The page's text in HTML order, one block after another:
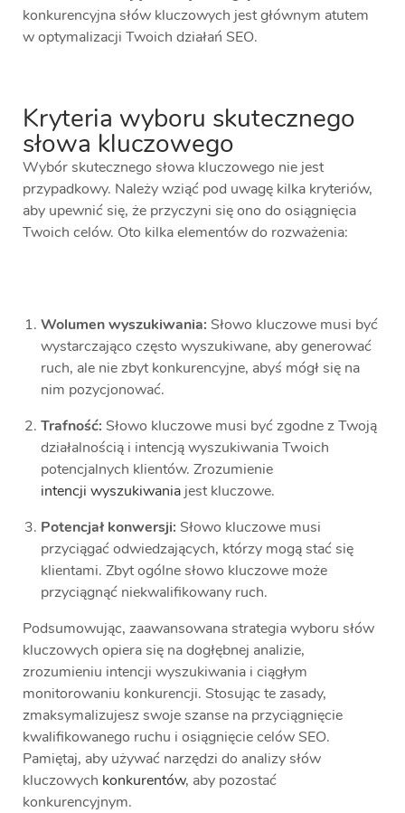
konkurencyjna słów kluczowych jest głównym atutem
w optymalizacji Twoich działań SEO.
Kryteria wyboru skutecznego
słowa kluczowego
Wybór skutecznego słowa kluczowego nie jest
przypadkowy. Należy wziąć pod uwagę kilka kryteriów,
aby upewnić się, że przyczyni się ono do osiągnięcia
Twoich celów. Oto kilka elementów do rozważenia:
Wolumen wyszukiwania: Słowo kluczowe musi być
wystarczająco często wyszukiwane, aby generować
ruch, ale nie zbyt konkurencyjne, abyś mógł się na
nim pozycjonować.
Trafność: Słowo kluczowe musi być zgodne z Twoją
działalnością i intencją wyszukiwania Twoich
potencjalnych klientów. Zrozumienie
intencji wyszukiwania jest kluczowe.
Potencjał konwersji: Słowo kluczowe musi
przyciągać odwiedzających, którzy mogą stać się
klientami. Zbyt ogólne słowo kluczowe może
przyciągnąć niekwalifikowany ruch.
Podsumowując, zaawansowana strategia wyboru słów
kluczowych opiera się na dogłębnej analizie,
zrozumieniu intencji wyszukiwania i ciągłym
monitorowaniu konkurencji. Stosując te zasady,
zmaksymalizujesz swoje szanse na przyciągnięcie
kwalifikowanego ruchu i osiągnięcie celów SEO.
Pamiętaj, aby używać narzędzi do analizy słów
kluczowych konkurentów, aby pozostać
konkurencyjnym.